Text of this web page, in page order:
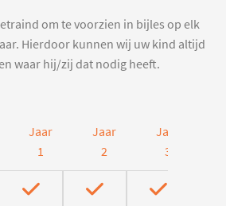
om te voorzien in bijles op elk
Hierdoor kunnen wij uw kind altijd
waar hij/zij dat nodig heeft.
Jaar
1
Jaar
2
Jaar
3